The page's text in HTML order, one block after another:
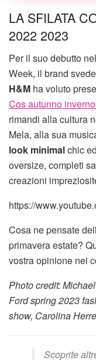
LA SFILATA
2022 2023
Per il suo debutto
Week, il brand
H&M ha voluto
Cos autunno
rimandi alla cultura
Mela, alla sua
look minimalchic
oversize, completi
creazioni
https://
Cosa ne pensate
primavera estate?
vostra opinione nei
Photo credit:
Ford spring 2023
show, Carolina
Scoprite